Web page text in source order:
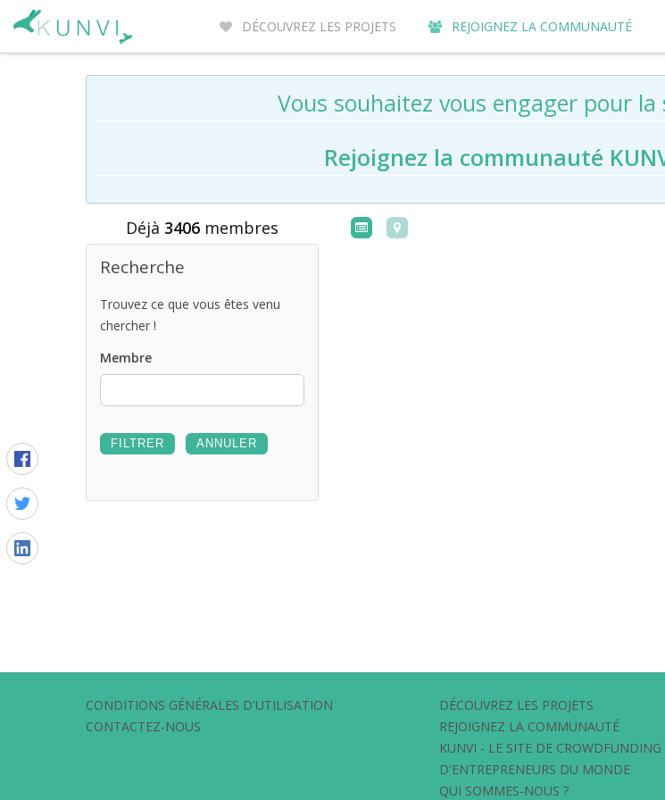
DÉCOUVREZ LES PROJETS REJOIGNEZ LA COMMUNAUTÉ
Vous souhaitez vous engager pour
Rejoignez la communauté
Déjà 3406 membres
Recherche
Trouvez ce que vous êtes venu
chercher !
Membre
CONDITIONS GÉNÉRALES D'UTILISATION
CONTACTEZ-NOUS
DÉCOUVREZ LES PROJETS
REJOIGNEZ LA COMMUNAUTÉ
KUNVI - LE SITE DE CROWDFUNDING
D'ENTREPRENEURS DU MONDE
QUI SOMMES-NOUS ?